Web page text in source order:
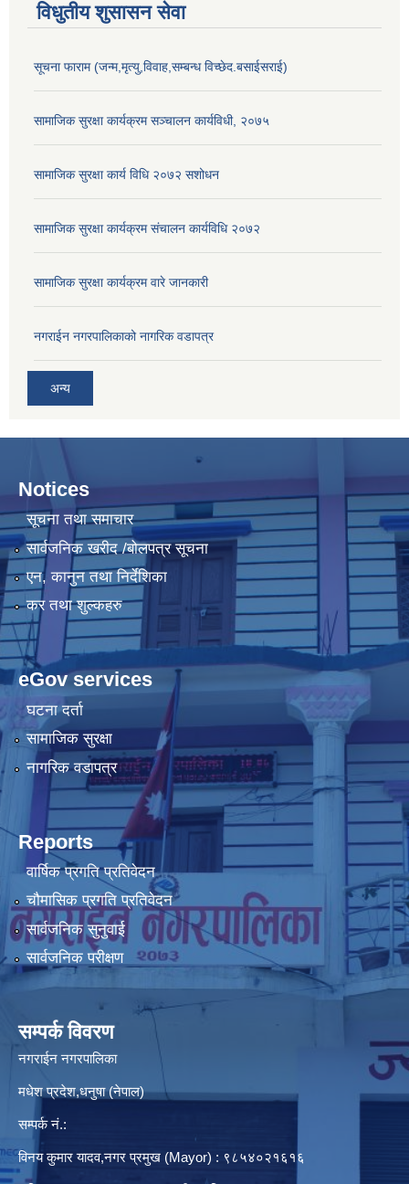
विधुतीय शुसासन सेवा
सूचना फाराम (जन्म,मृत्यु,विवाह,सम्बन्ध विच्छेद.बसाईसराई)
सामाजिक सुरक्षा कार्यक्रम सञ्चालन कार्यविधी, २०७५
सामाजिक सुरक्षा कार्य विधि २०७२ स‌शोधन
सामाजिक सुरक्षा कार्यक्रम संचालन कार्यविधि २०७२
सामाजिक सुरक्षा कार्यक्रम वारे जानकारी
नगराईन नगरपालिकाको नागरिक वडापत्र
अन्य
Notices
सूचना तथा समाचार
सार्वजनिक खरीद /बोलपत्र सूचना
एन, कानुन तथा निर्देशिका
कर तथा शुल्कहरु
eGov services
घटना दर्ता
सामाजिक सुरक्षा
नागरिक वडापत्र
Reports
वार्षिक प्रगति प्रतिवेदन
चौमासिक प्रगति प्रतिवेदन
सार्वजनिक सुनुवाई
सार्वजनिक परीक्षण
सम्पर्क विवरण
नगराईन नगरपालिका
मधेश प्रदेश,धनुषा (नेपाल)
सम्पर्क नं.:
विनय कुमार यादव,नगर प्रमुख (Mayor) : ९८५४०२१६१६